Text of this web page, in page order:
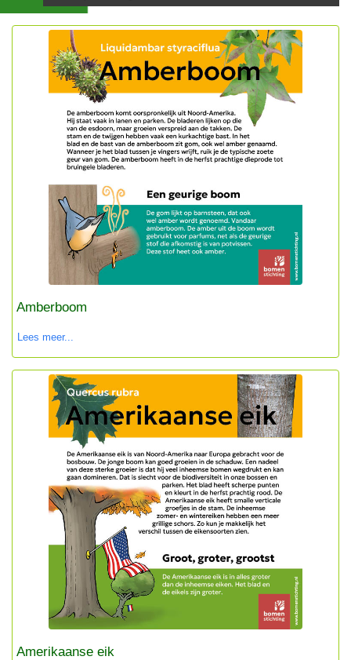
Amberboom
Lees meer...
Amerikaanse eik